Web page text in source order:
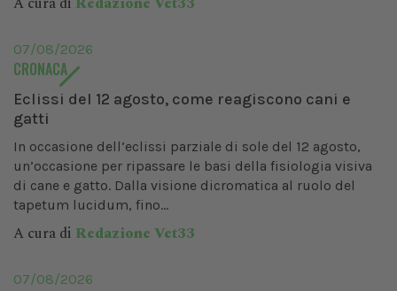
07/08/2026
CRONACA
Eclissi del 12 agosto, come reagiscono cani e
gatti
In occasione dell’eclissi parziale di sole del 12 agosto,
un’occasione per ripassare le basi della fisiologia visiva
di cane e gatto. Dalla visione dicromatica al ruolo del
tapetum lucidum, fino...
A cura di Redazione Vet33
07/08/2026